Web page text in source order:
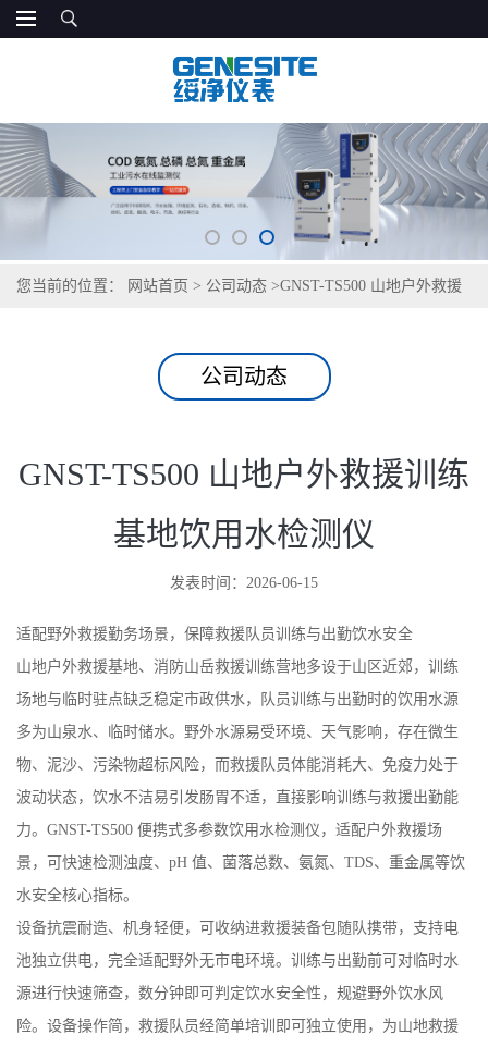
您当前的位置： 网站首页 > 公司动态 >GNST-TS500 山地户外救援
公司动态
GNST-TS500 山地户外救援训练
基地饮用水检测仪
发表时间：2026-06-15
适配野外救援勤务场景，保障救援队员训练与出勤饮水安全
山地户外救援基地、消防山岳救援训练营地多设于山区近郊，训练
场地与临时驻点缺乏稳定市政供水，队员训练与出勤时的饮用水源
多为山泉水、临时储水。野外水源易受环境、天气影响，存在微生
物、泥沙、污染物超标风险，而救援队员体能消耗大、免疫力处于
波动状态，饮水不洁易引发肠胃不适，直接影响训练与救援出勤能
力。GNST-TS500 便携式多参数饮用水检测仪，适配户外救援场
景，可快速检测浊度、pH 值、菌落总数、氨氮、TDS、重金属等饮
水安全核心指标。
设备抗震耐造、机身轻便，可收纳进救援装备包随队携带，支持电
池独立供电，完全适配野外无市电环境。训练与出勤前可对临时水
源进行快速筛查，数分钟即可判定饮水安全性，规避野外饮水风
险。设备操作简，救援队员经简单培训即可独立使用，为山地救援